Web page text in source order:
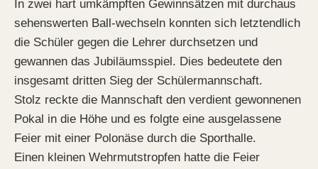
In zwei hart umkämpften Gewinnsätzen mit durchaus
sehenswerten Ball-wechseln konnten sich letztendlich
die Schüler gegen die Lehrer durchsetzen und
gewannen das Jubiläumsspiel. Dies bedeutete den
insgesamt dritten Sieg der Schülermannschaft.
Stolz reckte die Mannschaft den verdient gewonnenen
Pokal in die Höhe und es folgte eine ausgelassene
Feier mit einer Polonäse durch die Sporthalle.
Einen kleinen Wehrmutstropfen hatte die Feier